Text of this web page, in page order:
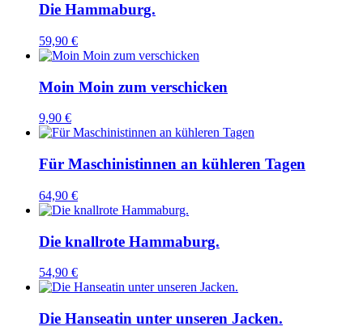
Die Hammaburg.
59,90 €
Moin Moin zum verschicken
9,90 €
Für Maschinistinnen an kühleren Tagen
64,90 €
Die knallrote Hammaburg.
54,90 €
Die Hanseatin unter unseren Jacken.